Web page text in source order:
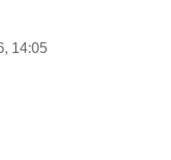
14:05